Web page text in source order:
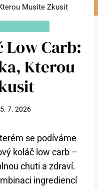
Musíte Zkusit
Low Carb:
Kterou
7. 2026
se podíváme
koláč low carb –
chuti a zdraví.
‌ingrediencí